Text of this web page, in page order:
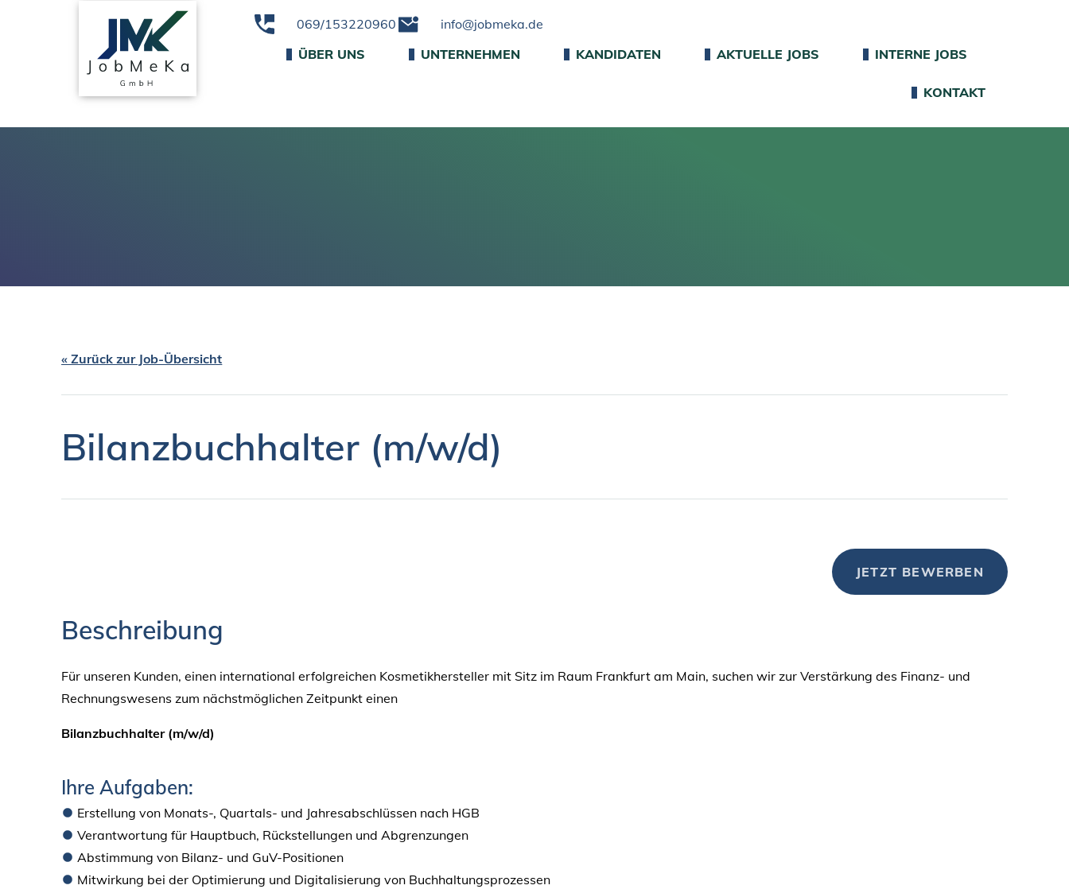
069/153220960
info@jobmeka.de
ÜBER UNS
UNTERNEHMEN KANDIDATEN AKTUELLE JOBS INTERNE JOBS
KONTAKT
« Zurück zur Job-Übersicht
Bilanzbuchhalter (m/w/d)
JETZT BEWERBEN
Beschreibung
Für unseren Kunden, einen international erfolgreichen Kosmetikhersteller mit Sitz im Raum Frankfurt am Main, suchen wir zur Verstärkung des Finanz- und
Rechnungswesens zum nächstmöglichen Zeitpunkt einen
Bilanzbuchhalter (m/w/d)
Ihre Aufgaben:
Erstellung von Monats-, Quartals- und Jahresabschlüssen nach HGB
Verantwortung für Hauptbuch, Rückstellungen und Abgrenzungen
Abstimmung von Bilanz- und GuV-Positionen
Mitwirkung bei der Optimierung und Digitalisierung von Buchhaltungsprozessen